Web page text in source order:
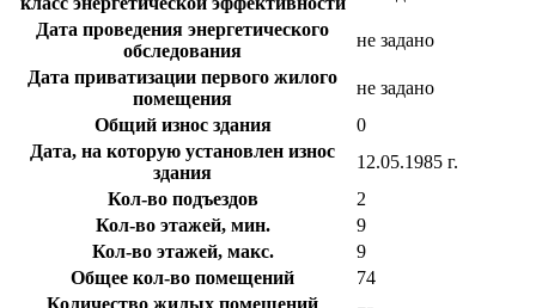
Дата проведения энергетического
обследования
не задано
Дата приватизации первого жилого
помещения
не задано
Общий износ здания
0
Дата, на которую установлен износ
здания
12.05.1985 г.
Кол-во подъездов
2
Кол-во этажей, мин.
9
Кол-во этажей, макс.
9
Общее кол-во помещений
74